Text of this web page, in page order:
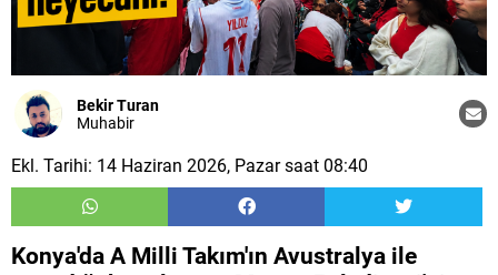
Bekir Turan
Muhabir
Ekl. Tarihi: 14 Haziran 2026, Pazar saat 08:40
Konya'da A Milli Takım'ın Avustralya ile